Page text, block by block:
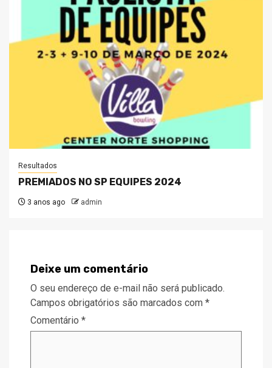
Resultados
PREMIADOS NO SP EQUIPES 2024
3 anos ago admin
Deixe um comentário
O seu endereço de e-mail não será publicado.
Campos obrigatórios são marcados com *
Comentário *